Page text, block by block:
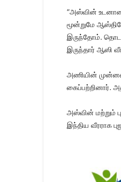
“அஸ்வின் உடனான
மூன்றுமே
இருந்தோம்.
இருந்தார் ஆஸி
அணியின்
கைப்பற்றினார்.
அஸ்வின் மற்றும்
இந்திய வீரராக